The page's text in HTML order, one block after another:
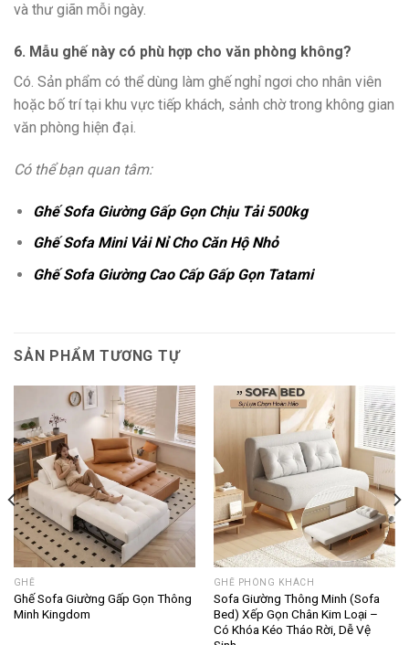
và thư giãn mỗi ngày.
6. Mẫu ghế này có phù hợp cho văn phòng không?
Có. Sản phẩm có thể dùng làm ghế nghỉ ngơi cho nhân viên
hoặc bố trí tại khu vực tiếp khách, sảnh chờ trong không gian
văn phòng hiện đại.
Có thể bạn quan tâm:
Ghế Sofa Giường Gấp Gọn Chịu Tải 500kg
Ghế Sofa Mini Vải Nỉ Cho Căn Hộ Nhỏ
Ghế Sofa Giường Cao Cấp Gấp Gọn Tatami
SẢN PHẨM TƯƠNG TỰ
GHẾ
Ghế Sofa Giường Gấp Gọn Thông
Minh Kingdom
GHẾ PHÒNG KHÁCH
Sofa Giường Thông Minh (Sofa
Bed) Xếp Gọn Chân Kim Loại –
Có Khóa Kéo Tháo Rời, Dễ Vệ